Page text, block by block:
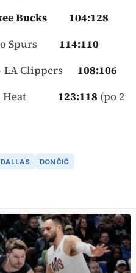
Bucks 104:128
Spurs
114:110
LA Clippers
108:106
Heat 123:118 (po 2
DALLAS DONČIĆ